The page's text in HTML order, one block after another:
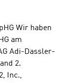
Wir haben
am
Adi-Dassler-
2.
Inc.,